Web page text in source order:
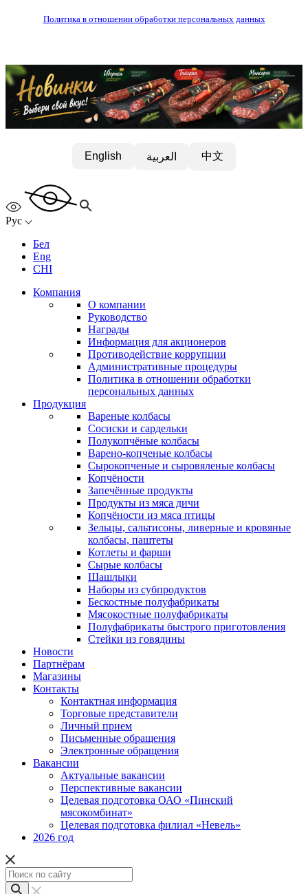
Политика в отношении обработки персональных данных
English العربية 中文
Рус
Бел
Eng
CHI
Компания
О компании
Руководство
Награды
Информация для акционеров
Противодействие коррупции
Административные процедуры
Политика в отношении обработки
персональных данных
Продукция
Вареные колбасы
Сосиски и сардельки
Полукопчёные колбасы
Варено-копченые колбасы
Сырокопченые и сыровяленые колбасы
Копчёности
Запечённые продукты
Продукты из мяса дичи
Копчёности из мяса птицы
Зельцы, сальтисоны, ливерные и кровяные
колбасы, паштеты
Котлеты и фарши
Сырые колбасы
Шашлыки
Наборы из субпродуктов
Бескостные полуфабрикаты
Мясокостные полуфабрикаты
Полуфабрикаты быстрого приготовления
Стейки из говядины
Новости
Партнёрам
Магазины
Контакты
Контактная информация
Торговые представители
Личный прием
Письменные обращения
Электронные обращения
Вакансии
Актуальные вакансии
Перспективные вакансии
Целевая подготовка ОАО «Пинский
мясокомбинат»
Целевая подготовка филиал «Невель»
2026 год